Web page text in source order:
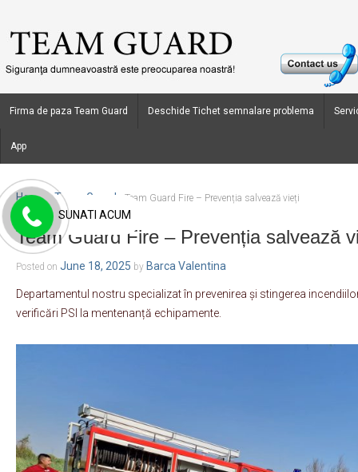
Firma de paza Team Guard Deschide Tichet semnalare problema
App
Home Team Guard Team Guard Fire – Prevenția salvează vieți
Team Guard Fire – Prevenția salvează
Posted on June 18, 2025 by Barca Valentina
Departamentul nostru specializat în prevenirea și stingerea
verificări PSI la mentenanță echipamente.
SUNATI ACUM